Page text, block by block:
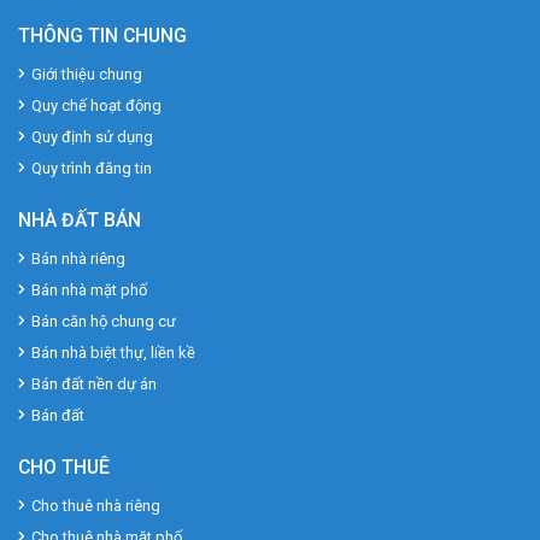
THÔNG TIN CHUNG
Giới thiệu chung
Quy chế hoạt động
Quy định sử dụng
Quy trình đăng tin
NHÀ ĐẤT BÁN
Bán nhà riêng
Bán nhà mặt phố
Bán căn hộ chung cư
Bán nhà biệt thự, liền kề
Bán đất nền dự án
Bán đất
CHO THUÊ
Cho thuê nhà riêng